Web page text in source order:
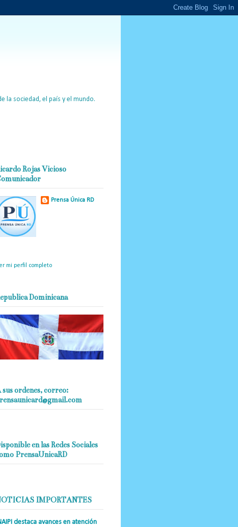
la sociedad, el país y el mundo.
Rojas Vicioso
Prensa Única RD
mi perfil completo
Dominicana
sus ordenes, correo:
en las Redes Sociales
PrensaUnicaRD
IMPORTANTES
destaca avances en atención